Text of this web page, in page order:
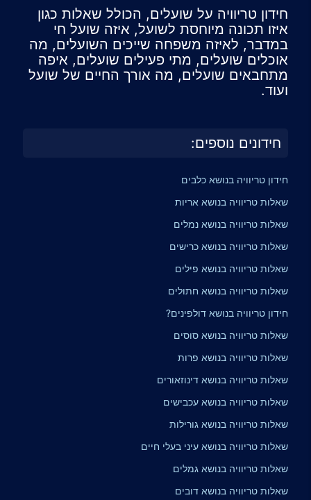
חידון טריוויה על שועלים, הכולל שאלות כגון
איזו תכונה מיוחסת לשועל, איזה שועל חי
במדבר, לאיזה משפחה שייכים השועלים, מה
אוכלים שועלים, מתי פעילים שועלים, איפה
מתחבאים שועלים, מה אורך החיים של שועל
ועוד.
חידונים נוספים:
חידון טריוויה בנושא כלבים
שאלות טריוויה בנושא אריות
שאלות טריוויה בנושא נמלים
שאלות טריוויה בנושא כרישים
שאלות טריוויה בנושא פילים
שאלות טריוויה בנושא חתולים
חידון טריוויה בנושא דולפינים?
שאלות טריוויה בנושא סוסים
שאלות טריוויה בנושא פרות
שאלות טריוויה בנושא דינוזאורים
שאלות טריוויה בנושא עכבישים
שאלות טריוויה בנושא גורילות
שאלות טריוויה בנושא עיני בעלי חיים
שאלות טריוויה בנושא גמלים
שאלות טריוויה בנושא דובים